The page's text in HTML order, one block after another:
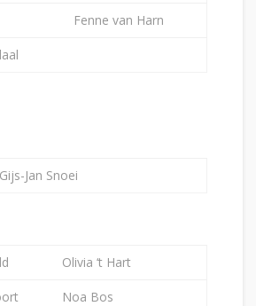
Fenne van Harn
Jan Snoei
Olivia ‘t Hart
Noa Bos